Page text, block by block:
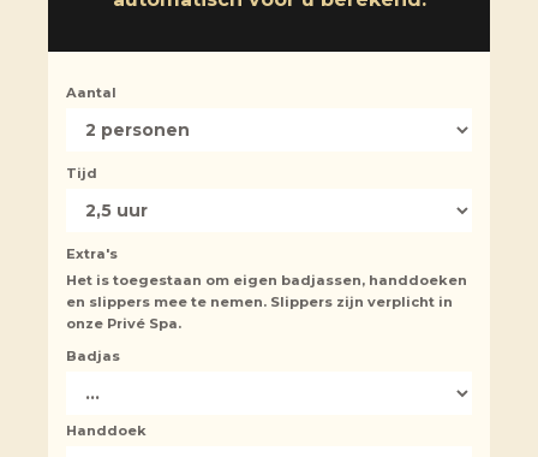
Aantal
Tijd
Extra's
Het is toegestaan om eigen badjassen, handdoeken
en slippers mee te nemen. Slippers zijn verplicht in
onze Privé Spa.
Badjas
Handdoek